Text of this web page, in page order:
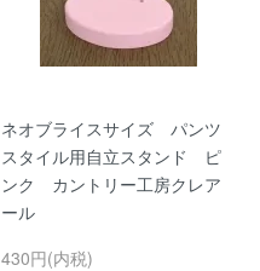
ネオブライスサイズ パンツ
スタイル用自立スタンド ピ
ンク カントリー工房クレア
ール
430円(内税)